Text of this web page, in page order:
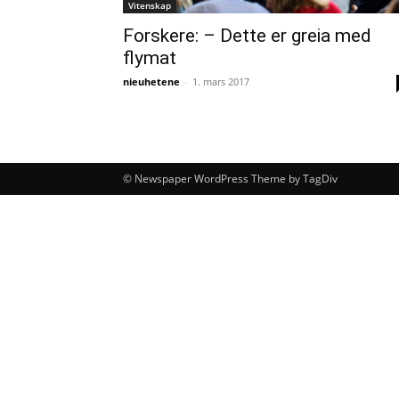
Vitenskap
Forskere: – Dette er greia med
flymat
nieuhetene - 1. mars 2017
© Newspaper WordPress Theme by TagDiv